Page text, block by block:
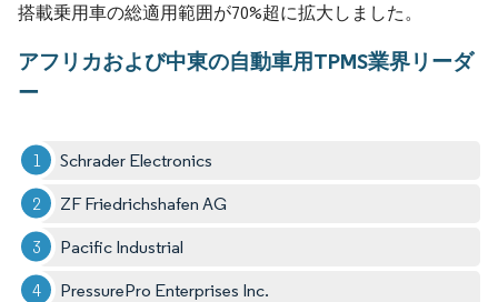
搭載乗用車の総適用範囲が70%超に拡大しました。
アフリカおよび中東の自動車用TPMS業界リーダ
ー
Schrader Electronics
ZF Friedrichshafen AG
Pacific Industrial
PressurePro Enterprises Inc.